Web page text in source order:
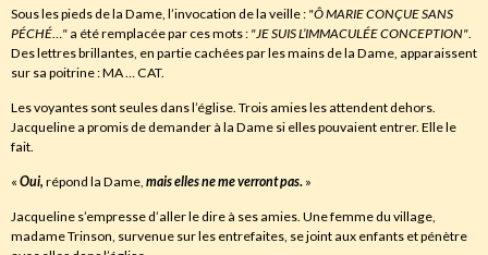
Sous les pieds de la Dame, l’invocation de la veille : "ÔMARIE CONÇUE SANS
PÉCHÉ…" a été remplacée par ces mots : "JE SUIS L’IMMACULÉE CONCEPTION".
Des lettres brillantes, en partie cachées par les mains de la Dame, apparaissent
sur sa poitrine : MA … CAT.
Les voyantes sont seules dans l’église. Trois amies les attendent dehors.
Jacqueline a promis de demander à la Dame si elles pouvaient entrer. Elle le
fait.
« Oui, répond la Dame, mais elles ne me verront pas. »
Jacqueline s’empresse d’aller le dire à ses amies. Une femme du village,
madame Trinson, survenue sur les entrefaites, se joint aux enfants et pénètre